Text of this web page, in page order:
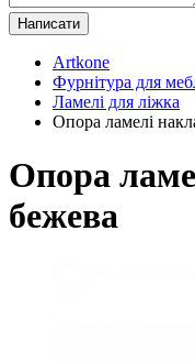
Написати
Artkone
Фурнітура для
Ламелі для ліжка
Опора ламелі
Опора
бежева